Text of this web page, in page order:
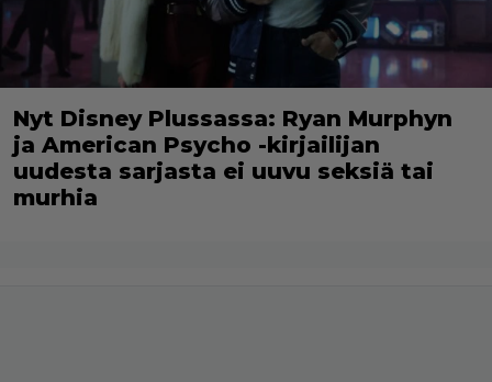
Nyt Disney Plussassa: Ryan Murphyn
ja American Psycho -kirjailijan
uudesta sarjasta ei uuvu seksiä tai
murhia